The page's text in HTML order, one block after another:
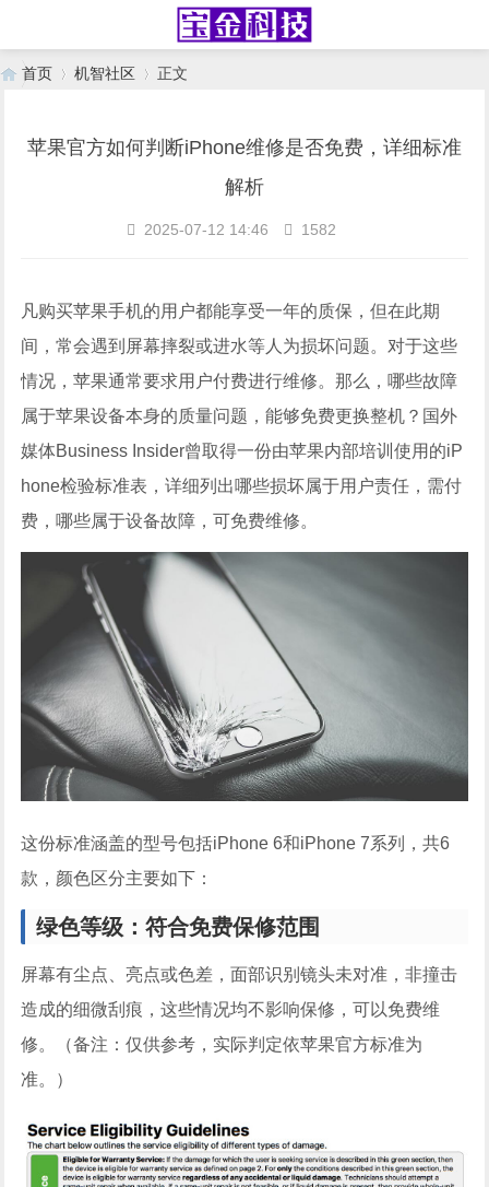
首页 机智社区 正文
苹果官方如何判断iPhone维修是否免费，详细标准
解析
2025-07-12 14:46 1582
凡购买苹果手机的用户都能享受一年的质保，但在此期
间，常会遇到屏幕摔裂或进水等人为损坏问题。对于这些
情况，苹果通常要求用户付费进行维修。那么，哪些故障
属于苹果设备本身的质量问题，能够免费更换整机？国外
媒体Business Insider曾取得一份由苹果内部培训使用的iP
hone检验标准表，详细列出哪些损坏属于用户责任，需付
费，哪些属于设备故障，可免费维修。
这份标准涵盖的型号包括iPhone 6和iPhone 7系列，共6
款，颜色区分主要如下：
绿色等级：符合免费保修范围
屏幕有尘点、亮点或色差，面部识别镜头未对准，非撞击
造成的细微刮痕，这些情况均不影响保修，可以免费维
修。（备注：仅供参考，实际判定依苹果官方标准为
准。）